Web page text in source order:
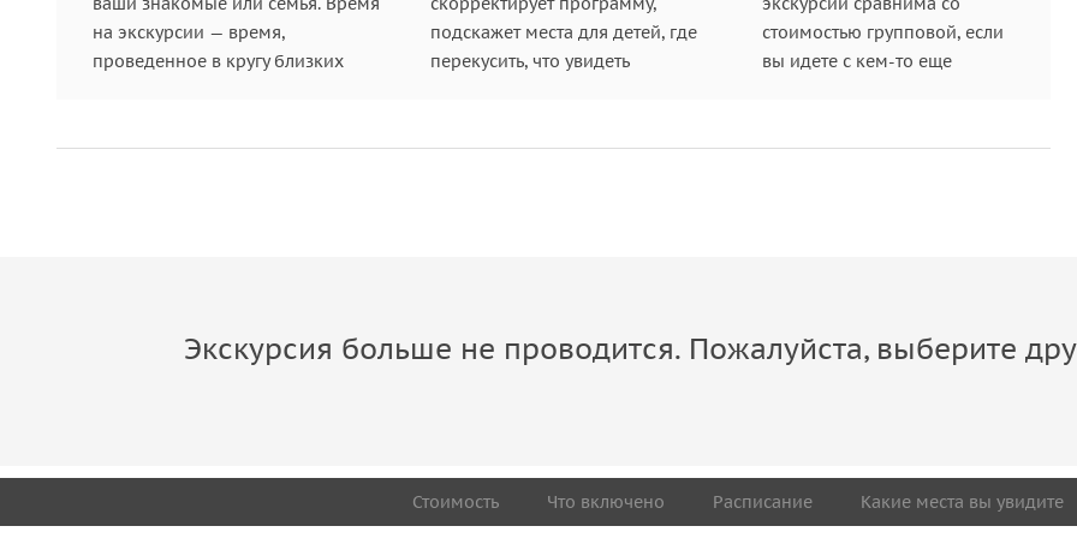
на экскурсии — время,
проведенное в кругу близких
подскажет места для детей, где
перекусить, что увидеть
стоимостью групповой, если
вы идете с кем-то еще
Экскурсия больше не проводится. Пожалуйста, выберите
Стоимость Что включено Расписание Какие места вы увидите